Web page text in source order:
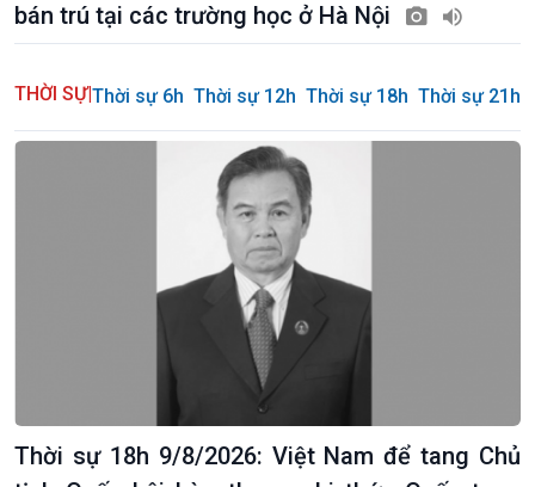
bán trú tại các trường học ở Hà Nội
THỜI SỰ|Thời sự 6h Thời sự 12h Thời sự 18h Thời sự
Thời sự 18h 9/8/2026: Việt Nam để tang Chủ